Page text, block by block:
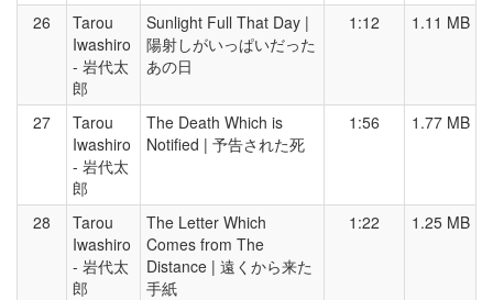
26
Tarou
Iwashiro
- 岩代太
郎
Sunlight Full That Day |
陽射しがいっぱいだった
あの日
1:12 1.11 MB
27
Tarou
Iwashiro
- 岩代太
郎
The Death Which is
Notified | 予告された死
1:56 1.77 MB
28
Tarou
Iwashiro
- 岩代太
郎
The Letter Which
Comes from The
Distance | 遠くから来た
手紙
1:22 1.25 MB